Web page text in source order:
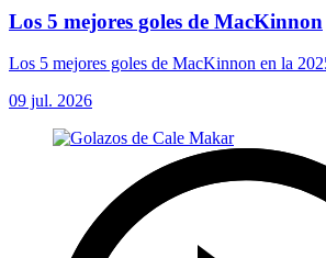
Los 5 mejores goles de MacKinnon
Los 5 mejores goles de MacKinnon en la
09 jul. 2026